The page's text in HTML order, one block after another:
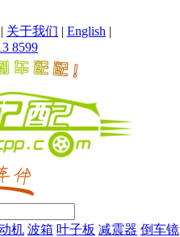
| 关于我们 | English |
8599
机 波箱 叶子板 减震器 倒车镜